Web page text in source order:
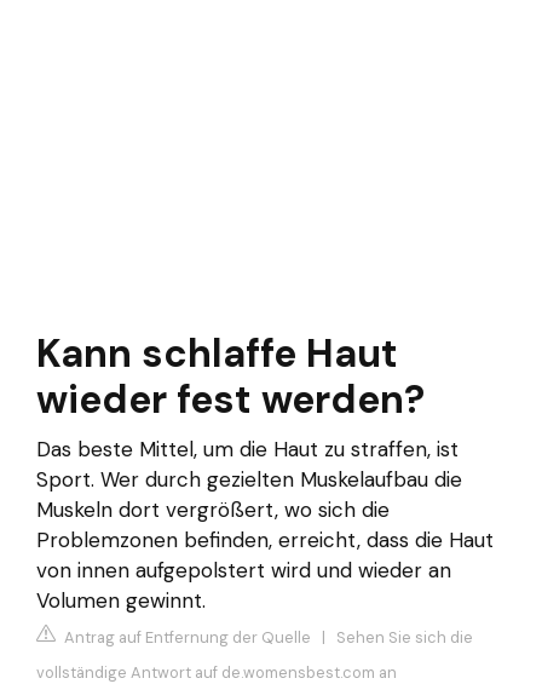
Kann schlaffe Haut
wieder fest werden?
Das beste Mittel, um die Haut zu straffen, ist
Sport. Wer durch gezielten Muskelaufbau die
Muskeln dort vergrößert, wo sich die
Problemzonen befinden, erreicht, dass die Haut
von innen aufgepolstert wird und wieder an
Volumen gewinnt.
Antrag auf Entfernung der Quelle | Sehen Sie sich die
vollständige Antwort auf de.womensbest.com an